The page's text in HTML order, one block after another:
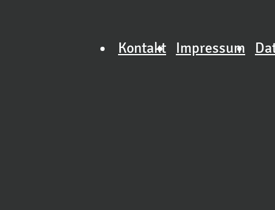
Kontakt Impressum